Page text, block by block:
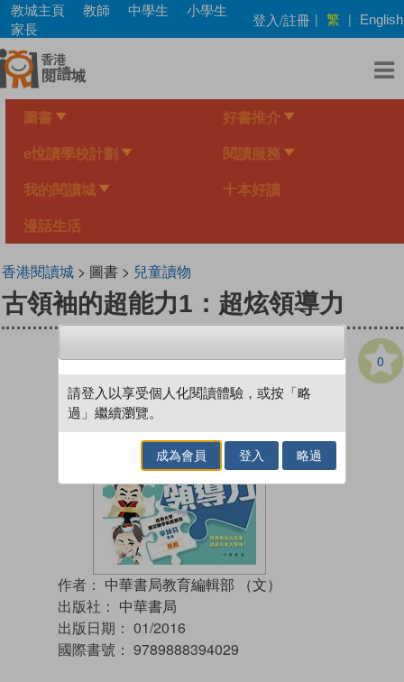
Skip
main
content
教城主頁 教師 中學生
小學生
家長
登入/註冊 | 繁 | English
圖書 好書推介
e悅讀學校計劃 閱讀服務
我的閱讀城 十本好讀
漫話生活
香港閱讀城> 圖書 > 兒童讀物
古領袖的超能力1：超炫領導力
0
作者： 中華書局教育編輯部 （文）
出版社： 中華書局
出版日期： 01/2016
國際書號： 9789888394029
請登入以享受個人化閱讀體驗，或按「略
過」繼續瀏覽。
成為會員 登入 略過